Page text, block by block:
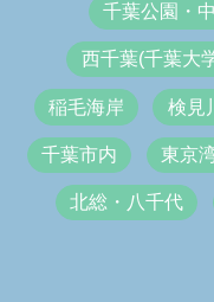
千葉公園・
西千葉(千葉大
稲毛海岸 検見
千葉市内 東京
北総・八千代